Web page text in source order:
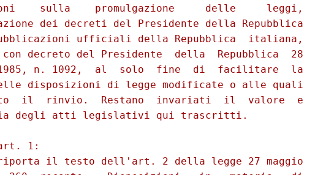
sulla    promulgazione     delle     leggi,
dei decreti del Presidente della Repubblica
ufficiali della Repubblica  italiana,
decreto del Presidente  della  Repubblica  28
n. 1092,  al  solo  fine  di  facilitare  la
disposizioni di legge modificate o alle quali
il  rinvio.  Restano  invariati  il  valore  e
degli atti legislativi qui trascritti.
1:
il testo dell'art. 2 della legge 27 maggio